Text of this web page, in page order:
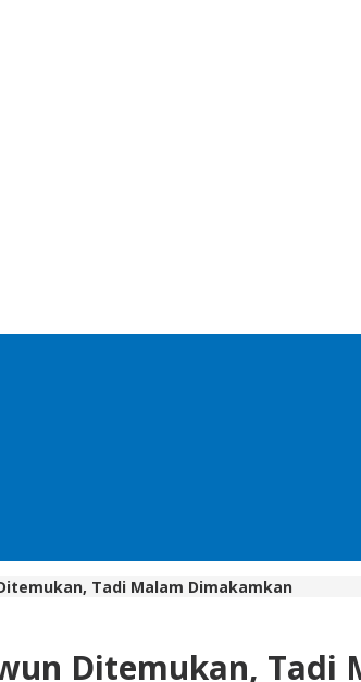
Tadi Malam Dimakamkan
Ditemukan, Tadi